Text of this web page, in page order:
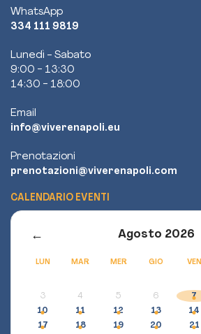
WhatsApp
334 111 9819
Lunedì - Sabato
9:00 - 13:30
14:30 - 18:00
Email
info@viverenapoli.eu
Prenotazioni
prenotazioni@viverenapoli.com
CALENDARIO EVENTI
← Agosto 2026
LUN MAR MER GIO VEN
3
4 5 6 7
10
11 12 13 14
17
18 19 20 21